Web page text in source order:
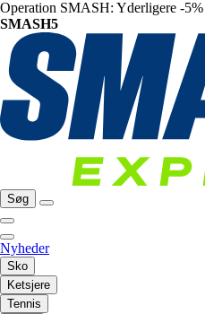
Operation SMASH: Yderligere -5%
SMASH5
Søg
Nyheder
Sko
Ketsjere
Tennis